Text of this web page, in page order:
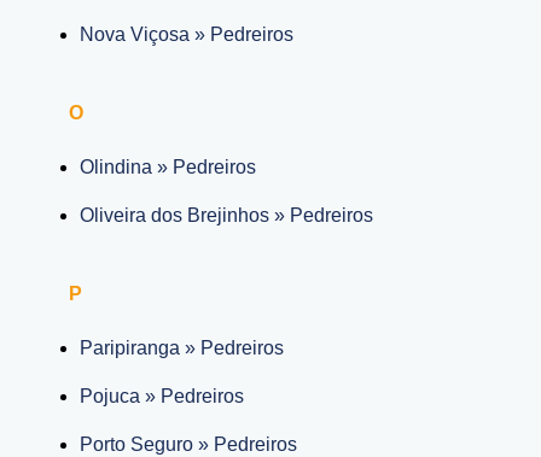
Nova Viçosa » Pedreiros
O
Olindina » Pedreiros
Oliveira dos Brejinhos » Pedreiros
P
Paripiranga » Pedreiros
Pojuca » Pedreiros
Porto Seguro » Pedreiros